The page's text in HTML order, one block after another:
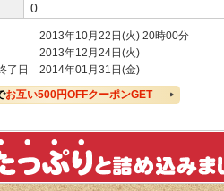
0
2013年10月22日(火) 20時00分
2013年12月24日(火)
了日
2014年01月31日(金)
お互い500円OFFクーポンGET